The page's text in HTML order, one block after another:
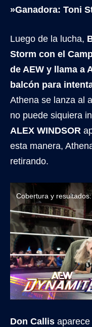
»Ganadora: Toni
Luego de la lucha,
Storm con el
de AEW y llama a
balcón para
Athena se lanza al
no puede siquiera
ALEX WINDSOR
esta manera,
retirando.
Cobertura y
Don Callis